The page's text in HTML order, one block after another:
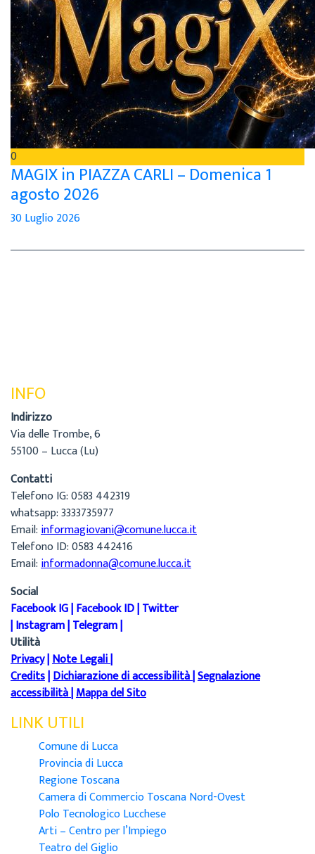
0
MAGIX in PIAZZA CARLI – Domenica 1
agosto 2026
30 Luglio 2026
INFO
Indirizzo
Via delle Trombe, 6
55100 – Lucca (Lu)
Contatti
Telefono IG: 0583 442319
whatsapp: 3333735977
Email:informagiovani@comune.lucca.it
Telefono ID: 0583 442416
Email:informadonna@comune.lucca.it
Social
Facebook IG|Facebook ID|Twitter
|Instagram|Telegram|
Utilità
Privacy|Note Legali|
Credits|Dichiarazione di accessibilità|Segnalazione
accessibilità|Mappa del Sito
LINK UTILI
Comune di Lucca
Provincia di Lucca
Regione Toscana
Camera di Commercio Toscana Nord-Ovest
Polo Tecnologico Lucchese
Arti – Centro per l’Impiego
Teatro del Giglio